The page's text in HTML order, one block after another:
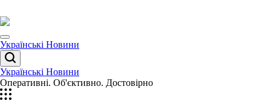
до
вмісту
Menu
Українські Новини
Пошук
Українські Новини
Оперативні. Об'єктивно. Достовірно